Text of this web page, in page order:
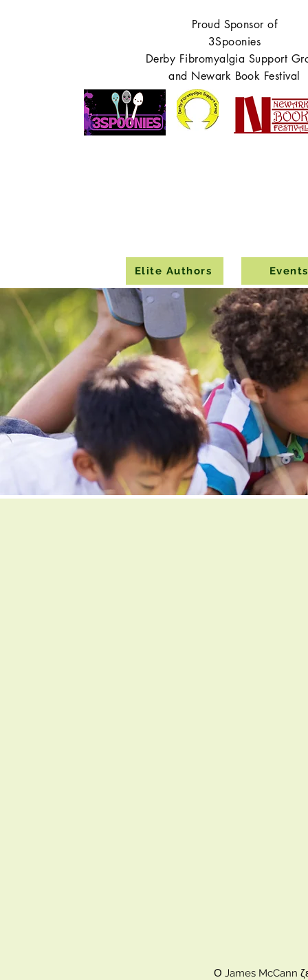
Proud Sponsor of
3Spoonies
Derby Fibromyalgia Support
and Newark Book Festival
Elite Authors Events
Ο James McCann